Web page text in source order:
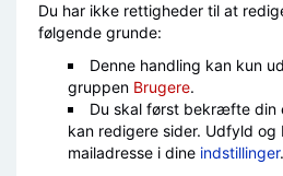
Du har ikke rettigheder til at
følgende grunde:
Denne handling kan kun
gruppen Brugere.
Du skal først bekræfte din
kan redigere sider. Udfyld
mailadresse i dine indstillinger.